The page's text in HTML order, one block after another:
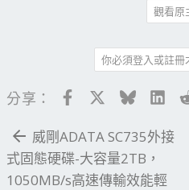
觀看原
你必須登入或註冊
分享： FacebookBluesky
威剛ADATA SC735外接
式固態硬碟-大容量2TB，
1050MB/s高速傳輸效能輕